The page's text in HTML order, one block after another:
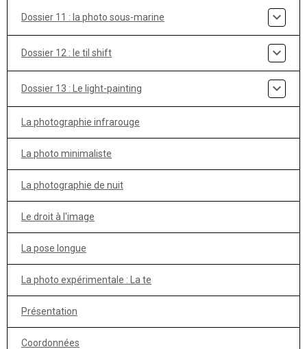
Dossier 11 : la photo sous-marine
Dossier 12 : le til shift
Dossier 13 : Le light-painting
La photographie infrarouge
La photo minimaliste
La photographie de nuit
Le droit à l'image
La pose longue
La photo expérimentale : La te
Présentation
Coordonnées